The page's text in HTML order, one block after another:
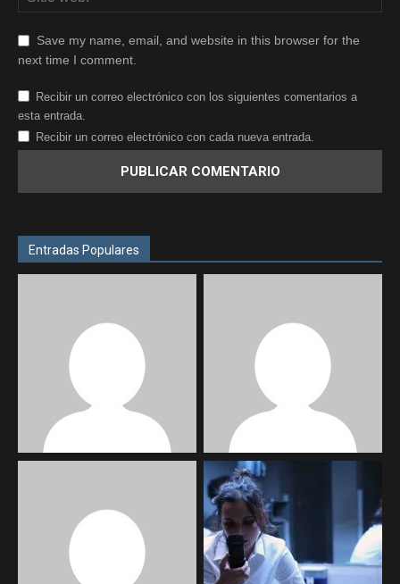
Save my name, email, and website in this browser for the
next time I comment.
Recibir un correo electrónico con los siguientes comentarios a
esta entrada.
Recibir un correo electrónico con cada nueva entrada.
Entradas Populares